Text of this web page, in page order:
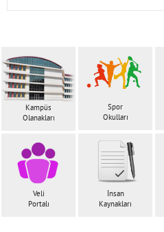
Kampüs
Olanakları
Spor
Okulları
Veli
Portalı
İnsan
Kaynakları